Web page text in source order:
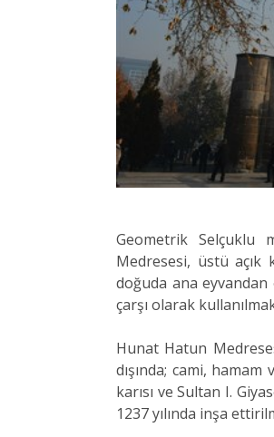
Geometrik Selçuklu
Medresesi, üstü açık
doğuda ana
çarşı olarak
Hunat Hatun
dışında; cami,
karısı ve Sultan I.
1237 yılında inşa